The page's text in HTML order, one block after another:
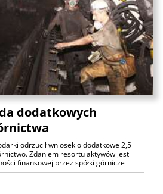
dodatkowych
odrzucił wniosek o dodatkowe 2,5
Zdaniem resortu aktywów jest
finansowej przez spółki górnicze